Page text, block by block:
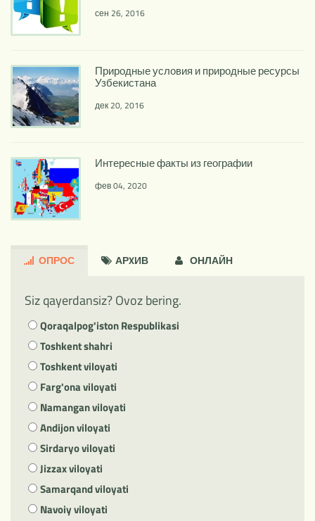
сен 26, 2016
Природные условия и природные ресурсы
Узбекистана
дек 20, 2016
Интересные факты из географии
фев 04, 2020
ОПРОС АРXИВ ОНЛАЙН
Siz qayerdansiz? Ovoz bering.
Qoraqalpog'iston Respublikasi
Toshkent shahri
Toshkent viloyati
Farg'ona viloyati
Namangan viloyati
Andijon viloyati
Sirdaryo viloyati
Jizzax viloyati
Samarqand viloyati
Navoiy viloyati